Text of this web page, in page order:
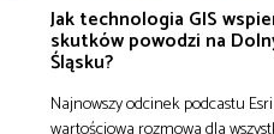
Jak technologia GIS
skutków powodzi na
Śląsku?
Najnowszy odcinek podcastu